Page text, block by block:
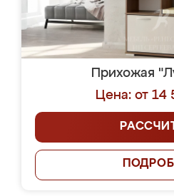
Прихожая
Цена: от 14